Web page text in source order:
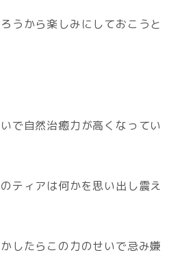
うから楽しみにしておこうと
で自然治癒力が高くなってい
ティアは何かを思い出し震え
したらこの力のせいで忌み嫌